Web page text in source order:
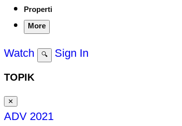
Properti
More
Watch 🔍 Sign In
TOPIK
✕
ADV 2021